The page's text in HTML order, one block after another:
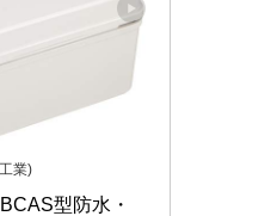
業)
型防水・